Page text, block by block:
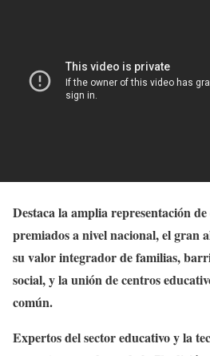
Destaca la amplia representación
premiados a nivel nacional, el gran
su valor integrador de familias,
social, y la unión de centros
común.
Expertos del sector educativo y la